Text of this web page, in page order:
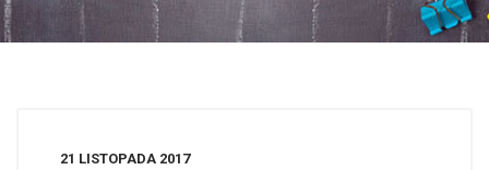
21 LISTOPADA 2017